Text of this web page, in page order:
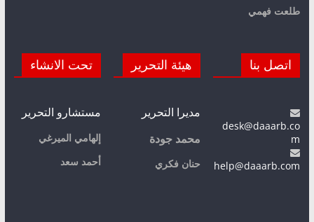
طلعت فهمي
اتصل بنا
desk@daaarb.co
m
help@daaarb.com
هيئة التحرير
مديرا التحرير
محمد جودة
حنان فكري
تحت الانشاء
مستشارو التحرير
إلهامي الميرغي
أحمد سعد